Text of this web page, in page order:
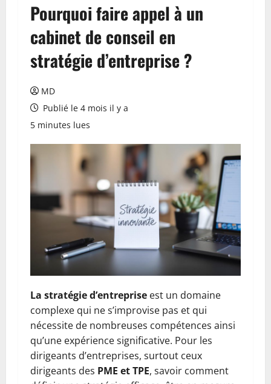
Pourquoi faire appel à un
cabinet de conseil en
stratégie d’entreprise ?
MD
Publié le 4 mois il y a
5 minutes lues
La stratégie d’entreprise est un domaine
complexe qui ne s’improvise pas et qui
nécessite de nombreuses compétences ainsi
qu’une expérience significative. Pour les
dirigeants d’entreprises, surtout ceux
dirigeants des PME et TPE, savoir comment